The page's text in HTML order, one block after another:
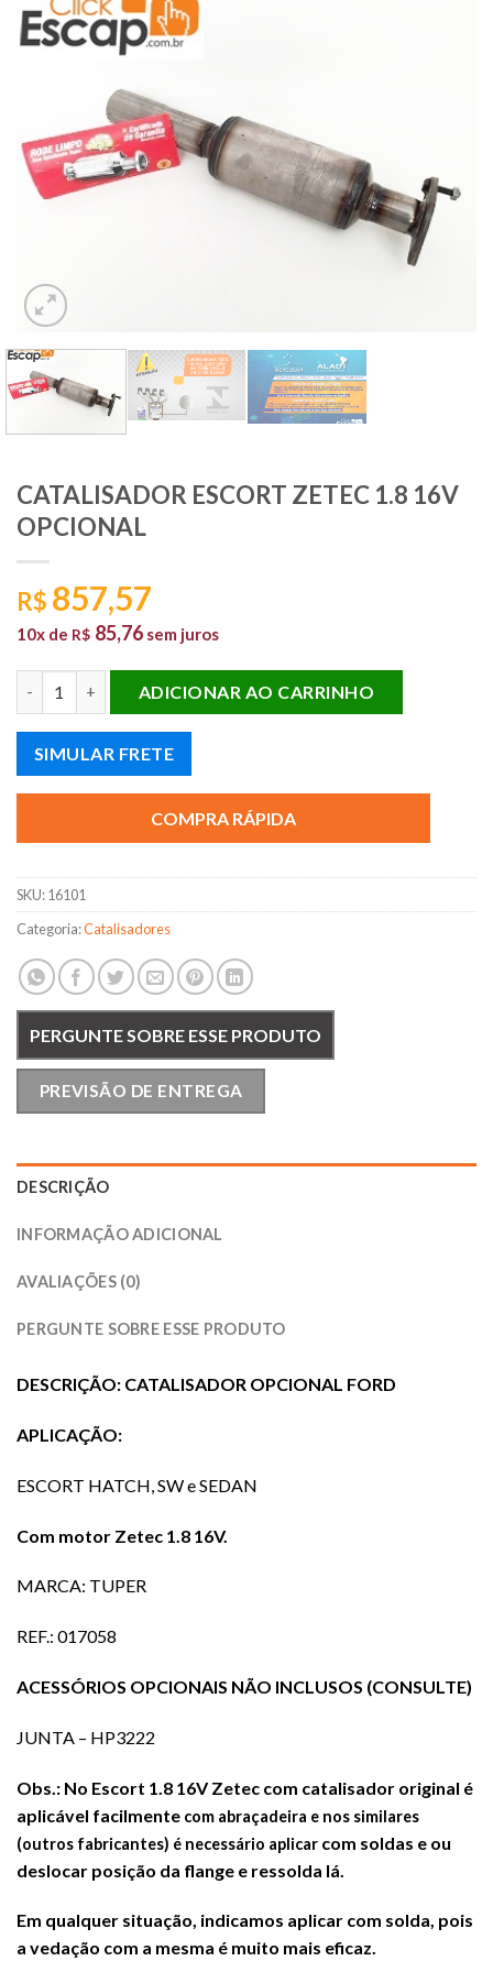
CATALISADOR ESCORT ZETEC 1.8 16V
OPCIONAL
R$ 857,57
10x de R$ 85,76 sem juros
ADICIONAR AO CARRINHO
SIMULAR FRETE
COMPRA RÁPIDA
SKU:16101
Categoria:Catalisadores
PERGUNTE SOBRE ESSE PRODUTO
PREVISÃO DE ENTREGA
DESCRIÇÃO
INFORMAÇÃO ADICIONAL
AVALIAÇÕES (0)
PERGUNTE SOBRE ESSE PRODUTO
DESCRIÇÃO: CATALISADOR OPCIONAL FORD
APLICAÇÃO:
ESCORT HATCH, SW e SEDAN
Com motor Zetec 1.8 16V.
MARCA: TUPER
REF.: 017058
ACESSÓRIOS OPCIONAIS NÃO INCLUSOS (CONSULTE)
JUNTA – HP3222
Obs.: No Escort 1.8 16V Zetec com catalisador original é
aplicável facilmente com abraçadeira e nos similares
(outros fabricantes) é necessário aplicar com soldas e ou
deslocar posição da flange e ressolda lá.
Em qualquer situação, indicamos aplicar com solda, pois
a vedação com a mesma é muito mais eficaz.